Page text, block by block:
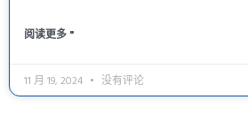
阅读更多 "
11 月 19, 2024 没有评论